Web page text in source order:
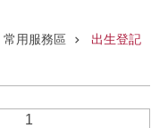
常用服務區 出生登記
1